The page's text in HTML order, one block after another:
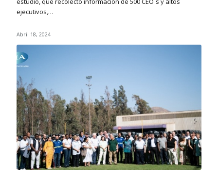
ejecutivos,…
Abril 18, 2024